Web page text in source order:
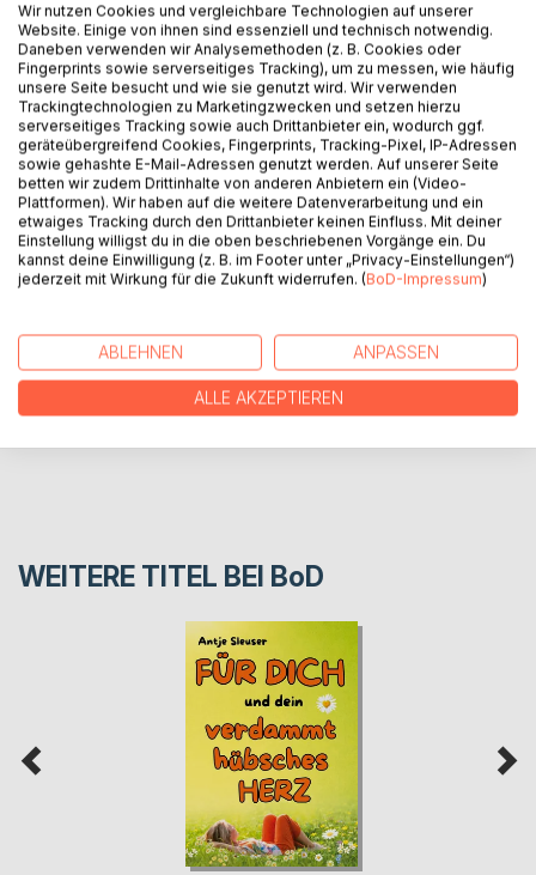
BESCHREIBUNG
Lebensspuren ist eine Sammlung von selbstgeschaffenen
Gedichten, die zum Nachdenken anregen und inspirieren
sollen.
AUTOR/IN
PRESSESTIMMEN
REZENSIONEN
WEITERE TITEL BEI BoD
Wir nutzen Cookies und vergleichbare Technologien auf unserer
Website. Einige von ihnen sind essenziell und technisch notwendig.
Daneben verwenden wir Analysemethoden (z. B. Cookies oder
Fingerprints sowie serverseitiges Tracking), um zu messen, wie häufig
unsere Seite besucht und wie sie genutzt wird. Wir verwenden
Trackingtechnologien zu Marketingzwecken und setzen hierzu
serverseitiges Tracking sowie auch Drittanbieter ein, wodurch ggf.
geräteübergreifend Cookies, Fingerprints, Tracking-Pixel, IP-Adressen
sowie gehashte E-Mail-Adressen genutzt werden. Auf unserer Seite
betten wir zudem Drittinhalte von anderen Anbietern ein (Video-
Plattformen). Wir haben auf die weitere Datenverarbeitung und ein
etwaiges Tracking durch den Drittanbieter keinen Einfluss. Mit deiner
Einstellung willigst du in die oben beschriebenen Vorgänge ein. Du
kannst deine Einwilligung (z. B. im Footer unter „Privacy-Einstellungen“)
jederzeit mit Wirkung für die Zukunft widerrufen. (BoD-Impressum)
ABLEHNEN ANPASSEN
ALLE AKZEPTIEREN